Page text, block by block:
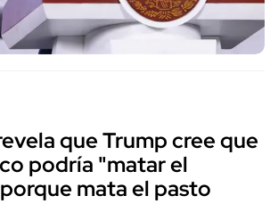
que Trump cree que
podría "matar el
mata el pasto